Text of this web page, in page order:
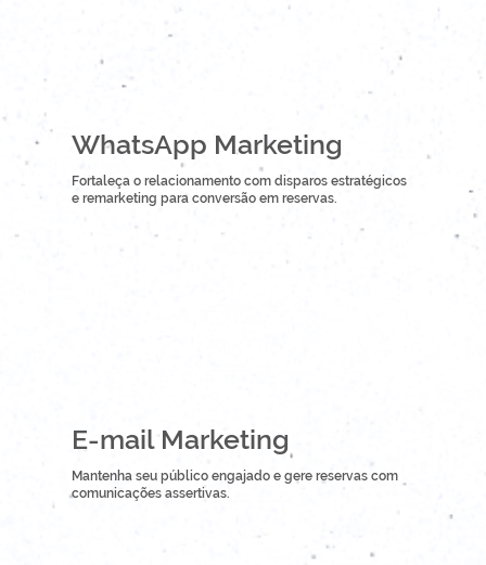
WhatsApp Marketing
Fortaleça o relacionamento com disparos estratégicos
e remarketing para conversão em reservas.
E-mail Marketing
Mantenha seu público engajado e gere reservas com
comunicações assertivas.